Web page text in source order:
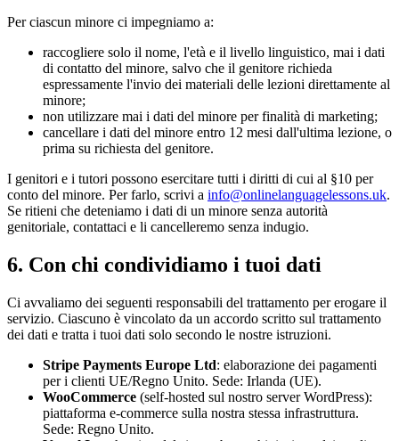
Per ciascun minore ci impegniamo a:
raccogliere solo il nome, l'età e il livello linguistico, mai i dati
di contatto del minore, salvo che il genitore richieda
espressamente l'invio dei materiali delle lezioni direttamente al
minore;
non utilizzare mai i dati del minore per finalità di marketing;
cancellare i dati del minore entro 12 mesi dall'ultima lezione, o
prima su richiesta del genitore.
I genitori e i tutori possono esercitare tutti i diritti di cui al §10 per
conto del minore. Per farlo, scrivi a info@onlinelanguagelessons.uk.
Se ritieni che deteniamo i dati di un minore senza autorità
genitoriale, contattaci e li cancelleremo senza indugio.
6. Con chi condividiamo i tuoi dati
Ci avvaliamo dei seguenti responsabili del trattamento per erogare il
servizio. Ciascuno è vincolato da un accordo scritto sul trattamento
dei dati e tratta i tuoi dati solo secondo le nostre istruzioni.
Stripe Payments Europe Ltd: elaborazione dei pagamenti
per i clienti UE/Regno Unito. Sede: Irlanda (UE).
WooCommerce (self-hosted sul nostro server WordPress):
piattaforma e-commerce sulla nostra stessa infrastruttura.
Sede: Regno Unito.